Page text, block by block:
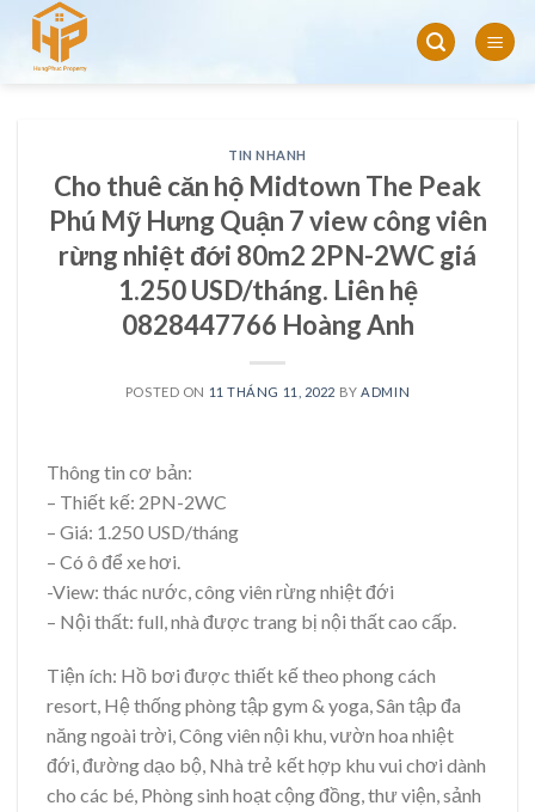
Skip
content
TIN NHANH
Cho thuê căn hộ Midtown The Peak
Phú Mỹ Hưng Quận 7 view công viên
rừng nhiệt đới 80m2 2PN-2WC giá
1.250 USD/tháng. Liên hệ
0828447766 Hoàng Anh
POSTED ON 11 THÁNG 11, 2022 BY ADMIN
Thông tin cơ bản:
– Thiết kế: 2PN-2WC
– Giá: 1.250 USD/tháng
– Có ô để xe hơi.
-View: thác nước, công viên rừng nhiệt đới
– Nội thất: full, nhà được trang bị nội thất cao cấp.
Tiện ích: Hồ bơi được thiết kế theo phong cách
resort, Hệ thống phòng tập gym & yoga, Sân tập đa
năng ngoài trời, Công viên nội khu, vườn hoa nhiệt
đới, đường dạo bộ, Nhà trẻ kết hợp khu vui chơi dành
cho các bé, Phòng sinh hoạt cộng đồng, thư viện, sảnh